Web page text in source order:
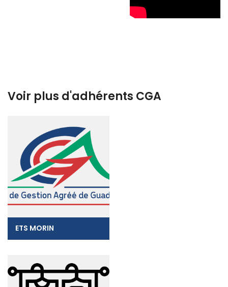
Voir plus d'adhérents CGA
ETS MORIN